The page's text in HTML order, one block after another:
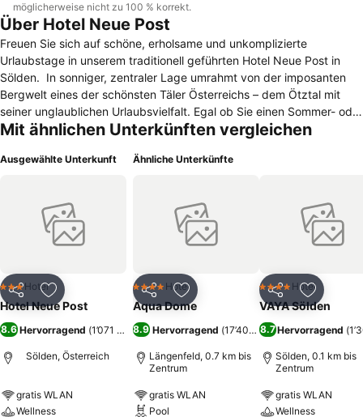
möglicherweise nicht zu 100 % korrekt.
Über Hotel Neue Post
Freuen Sie sich auf schöne, erholsame und unkomplizierte
Urlaubstage in unserem traditionell geführten Hotel Neue Post in
Sölden. In sonniger, zentraler Lage umrahmt von der imposanten
Bergwelt eines der schönsten Täler Österreichs – dem Ötztal mit
seiner unglaublichen Urlaubsvielfalt. Egal ob Sie einen Sommer- oder
Winterurlaub planen, im Hotel Neue Post sind Sie mitten drin: Im
Bei uns sind Sie daher in wenigen Minuten auf der Piste und direkt
ehrliche Tiroler Gastfreundschaft sorgen für wunderbare
Urlaubstage in familiärer Atmosphäre. Wir freuen uns auf Sie! Ihre
Familie Streiter
Mit ähnlichen Unterkünften vergleichen
Ausgewählte Unterkunft
Teilen Zu Favoriten hinzufügen
3 SterneHotel
Hotel Neue Post
8.6 Hervorragend (1’071 Bewertungen)
Sölden, Österreich
gratis WLAN
Wellness
Ähnliche Unterkünfte
Teilen Zu Favoriten hinzufügen
4 SterneHotel
Aqua Dome
8.9 Hervorragend (17’409 Bewertungen)
Längenfeld, 0.7 km bis
Zentrum
gratis WLAN
Pool
Teilen Zu
4 SterneHotel
VAYA Sölden
8.7Hervorragend (
Sölden, 0.1 km bis
Zentrum
gratis WLAN
Wellness